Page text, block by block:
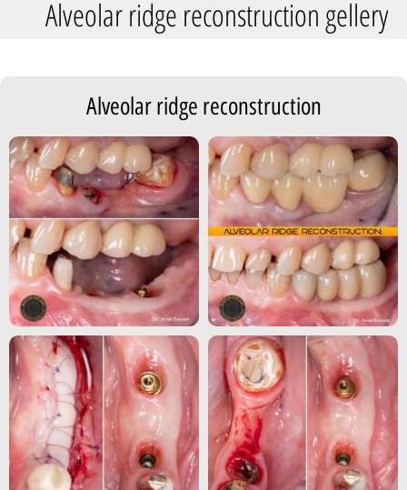
Alveolar ridge reconstruction gellery
Alveolar ridge reconstruction